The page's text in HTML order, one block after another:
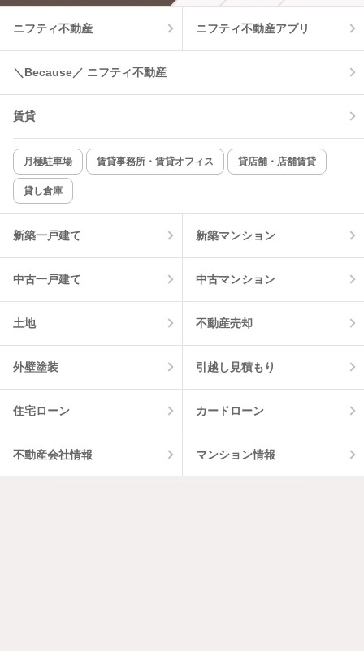
ニフティ不動産 ニフティ不動産アプリ
＼Because／ ニフティ不動産
賃貸
月極駐車場 賃貸事務所・賃貸オフィス 貸店舗・店舗賃貸
貸し倉庫
新築一戸建て 新築マンション
中古一戸建て 中古マンション
土地 不動産売却
外壁塗装 引越し見積もり
住宅ローン カードローン
不動産会社情報 マンション情報